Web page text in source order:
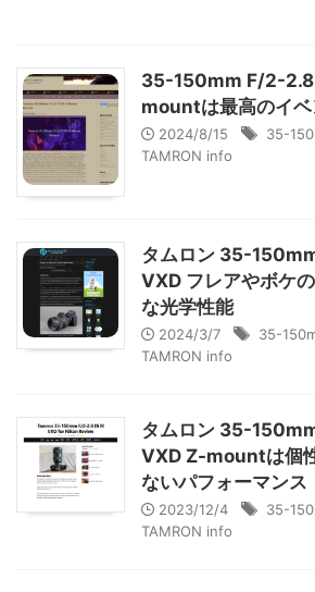
35-150mm F/2-2.8
mountは最高のイベ
2024/8/15 35-
TAMRON info
タムロン 35-
VXD フレアやボケ
な光学性能
2024/3/7 35-
TAMRON info
タムロン 35-
VXD Z-mountは個
ないパフォーマンス
2023/12/4 35-
TAMRON info